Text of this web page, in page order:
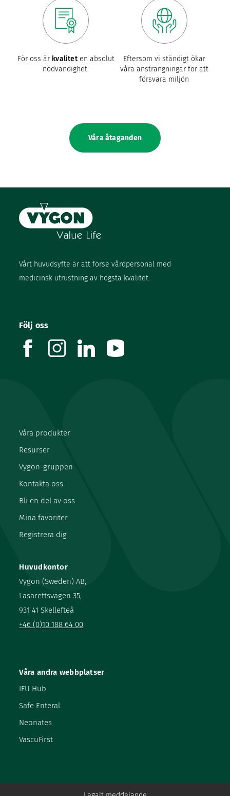
För oss är kvaliteten absolut
nödvändighet
Eftersom vi ständigt ökar
våra ansträngningar för att
försvara miljön
Våra åtaganden
Vårt huvudsyfte är att förse vårdpersonal med
medicinsk utrustning av högsta kvalitet.
Huvudkontor
Vygon (Sweden) AB,
Lasarettsvägen 35,
931 41 Skellefteå
+46 (0)10 188 64 00
Våra produkter
Resurser
Vygon-gruppen
Kontakta oss
Bli en del av oss
Mina favoriter
Registrera dig
Våra andra webbplatser
IFU Hub
Safe Enteral
Neonates
VascuFirst
Följ oss
facebookinstagramlinkedin